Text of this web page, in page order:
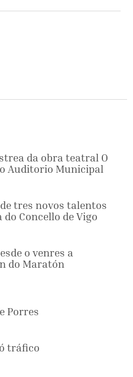
da obra teatral O
Auditorio Municipal
tres novos talentos
Concello de Vigo
o venres a
do Maratón
Porres
tráfico